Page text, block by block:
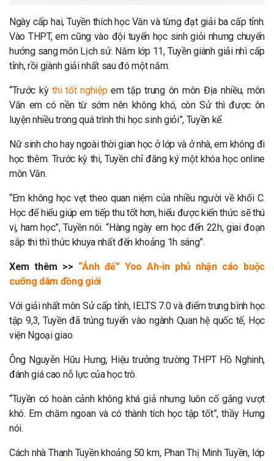
Ngày cấp hai, Tuyền thích học Văn và từng đạt giải ba cấp tỉnh.
Vào THPT, em cũng vào đội tuyển học sinh giỏi nhưng chuyển
hướng sang môn Lịch sử. Năm lớp 11, Tuyền giành giải nhì cấp
tỉnh, rồi giành giải nhất sau đó một năm.
“Trước kỳthi tốt nghiệpem tập trung ôn môn Địa nhiều, môn
Văn em có nền từ sớm nên không khó, còn Sử thì được ôn
luyện nhiều trong quá trình thi học sinh giỏi”, Tuyền kể.
Nữ sinh cho hay ngoài thời gian học ở lớp và ở nhà, em không đi
học thêm. Trước kỳ thi, Tuyền chỉ đăng ký một khóa học online
môn Văn.
“Em không học vẹt theo quan niệm của nhiều người về khối C.
Học để hiểu giúp em tiếp thu tốt hơn, hiểu được kiến thức sẽ thú
vị, ham học”, Tuyền nói. “Hàng ngày em học đến 22h, giai đoạn
sắp thi thì thức khuya nhất đến khoảng 1h sáng”.
Xem thêm >> “Ảnh đế” Yoo Ah-in phủ nhận cáo buộc
cưỡng dâm đồng giới
Với giải nhất môn Sử cấp tỉnh, IELTS 7.0 và điểm trung bình học
tập 9,3, Tuyền đã trúng tuyển vào ngành Quan hệ quốc tế, Học
viện Ngoại giao.
Ông Nguyễn Hữu Hưng, Hiệu trưởng trường THPT Hồ Nghinh,
đánh giá cao nỗ lực của học trò.
“Tuyền có hoàn cảnh không khá giả nhưng luôn cố gắng vượt
khó. Em chăm ngoan và có thành tích học tập tốt”, thầy Hưng
nói.
Cách nhà Thanh Tuyền khoảng 50 km, Phan Thị Minh Tuyền, lớp